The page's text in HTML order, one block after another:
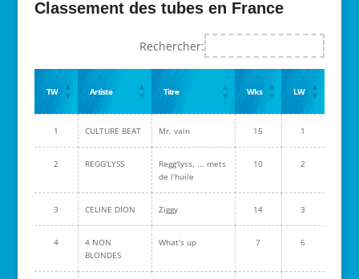
Classement des tubes en France
Rechercher:
TW Artiste Titre Wks LW
1 CULTURE BEAT Mr. vain 15 1
2 REGG'LYSS
Regg'lyss, ... mets
de l'huile
10 2
3 CELINE DION Ziggy 14 3
4
4 NON
BLONDES
What's up 7 6